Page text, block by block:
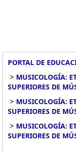
PORTAL DE
> MUSICOLOGÍA:
SUPERIORES DE
> MUSICOLOGÍA:
SUPERIORES DE
> MUSICOLOGÍA:
SUPERIORES DE